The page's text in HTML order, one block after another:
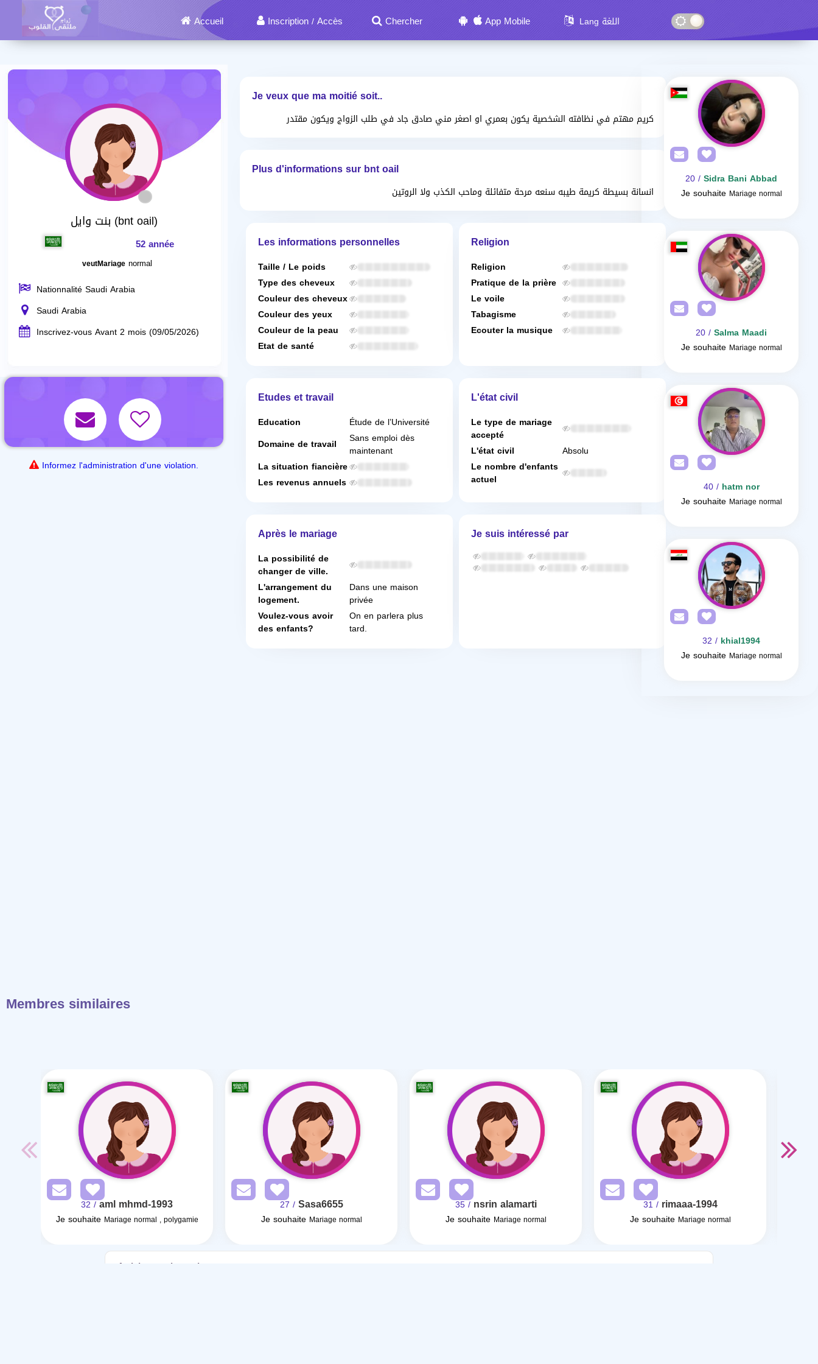
Accueil Inscription / Accès Chercher App Mobile Lang اللغة
بنت وايل (bnt oail)
52 année
veutMariage normal
Nationnalité Saudi Arabia
Saudi Arabia
Inscrivez-vous Avant 2 mois (09/05/2026)
Informez l'administration d'une violation.
Je veux que ma moitié soit..
كريم مهتم في نظافته الشخصية يكون بعمري او اصغر مني صادق جاد في طلب الزواج ويكون مقتدر
Plus d'informations sur bnt oail
انسانة بسيطة كريمة طيبه سنعه مرحة متفائلة وماحب الكذب ولا الروتين
Les informations personnelles
Taille / Le poids
Type des cheveux
Couleur des cheveux
Couleur des yeux
Couleur de la peau
Etat de santé
Religion
Religion
Pratique de la prière
Le voile
Tabagisme
Ecouter la musique
Etudes et travail
Education
Étude de l’Université
Domaine de travail
Sans emploi dès
maintenant
La situation fiancière
Les revenus annuels
L'état civil
Le type de mariage
accepté
L'état civil
Absolu
Le nombre d'enfants
actuel
Après le mariage
La possibilité de
changer de ville.
L'arrangement du
logement.
Dans une maison
privée
Voulez-vous avoir
des enfants?
On en parlera plus
tard.
Je suis intéressé par
Sidra Bani Abbad
/ 20
Je souhaite Mariage normal
Salma Maadi
/ 20
Je souhaite Mariage normal
hatm nor
/ 40
Je souhaite Mariage normal
khial1994
/ 32
Je souhaite Mariage normal
Membres similaires
aml mhmd-1993
/ 32
Je souhaite Mariage normal , polygamie
Sasa6655
/ 27
Je souhaite Mariage normal
nsrin alamarti
/ 35
Je souhaite Mariage normal
rimaaa-1994
/ 31
Je souhaite Mariage normal
Articles sur le mariage